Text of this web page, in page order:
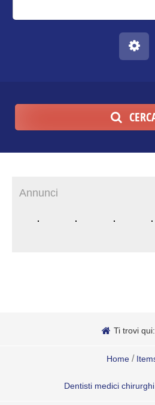
Annunci
Ti trovi qui:
Home /
Dentisti medici